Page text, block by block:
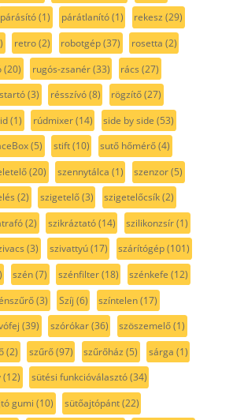
párásító(1) párátlanító(1) rekesz (29)
retro(2) robotgép(37) rosetta (2)
(20) rugós-zsanér(33) rács (27)
(3) résszívó(8) rögzítő(27)
(1) rúdmixer(14) side by side (53)
(5) stift(10) sutő hőmérő(4)
(20) szennytálca (1) szenzor(5)
(2) szigetelő(3) szigetelőcsík(2)
(2) szikráztató(14) szilikonzsír(1)
(3) szivattyú(17) szárítógép(101)
szén(7) szénfilter(18) szénkefe (12)
(3) Szíj (6) színtelen(17)
(39) szórókar(36) szöszemelő(1)
(2) szűrő(97) szűrőház (5) sárga (1)
(12) sütési funkcióválasztó(34)
gumi (10) sütőajtópánt(22)